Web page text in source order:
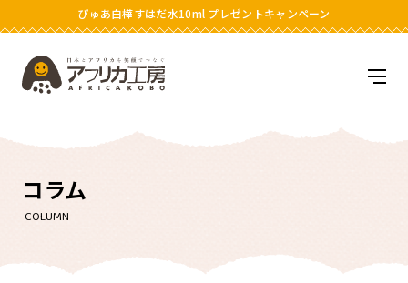
ぴゅあ白樺すはだ水10ml プレゼントキャンペーン
コラム
COLUMN